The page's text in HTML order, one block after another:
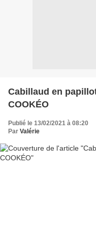
Cabillaud en
COOKÉO
Publié le 13/02/2021 à 08:20
Par Valérie